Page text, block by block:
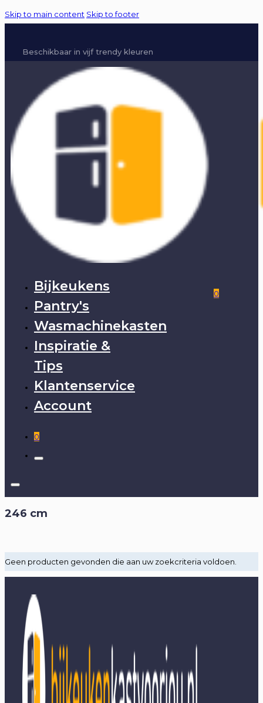
Skip to main content Skip to footer
Beschikbaar in vijf trendy kleuren
0
Bijkeukens
Pantry's
Wasmachinekasten
Inspiratie &
Tips
Klantenservice
Account
0
246 cm
Geen producten gevonden die aan uw zoekcriteria voldoen.